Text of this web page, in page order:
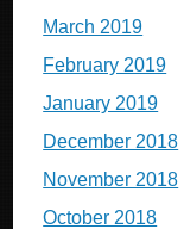
March 2019
February 2019
January 2019
December 2018
November 2018
October 2018